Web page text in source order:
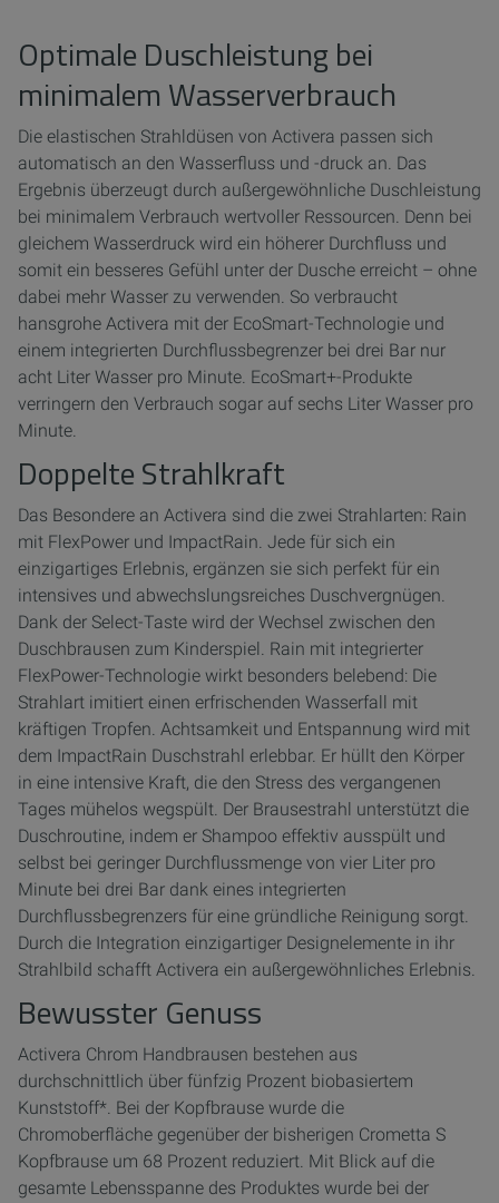
Optimale Duschleistung bei
minimalem Wasserverbrauch
Die elastischen Strahldüsen von Activera passen sich
automatisch an den Wasserfluss und -druck an. Das
Ergebnis überzeugt durch außergewöhnliche Duschleistung
bei minimalem Verbrauch wertvoller Ressourcen. Denn bei
gleichem Wasserdruck wird ein höherer Durchfluss und
somit ein besseres Gefühl unter der Dusche erreicht – ohne
dabei mehr Wasser zu verwenden. So verbraucht
hansgrohe Activera mit der EcoSmart-Technologie und
einem integrierten Durchflussbegrenzer bei drei Bar nur
acht Liter Wasser pro Minute. EcoSmart+-Produkte
verringern den Verbrauch sogar auf sechs Liter Wasser pro
Minute.
Doppelte Strahlkraft
Das Besondere an Activera sind die zwei Strahlarten: Rain
mit FlexPower und ImpactRain. Jede für sich ein
einzigartiges Erlebnis, ergänzen sie sich perfekt für ein
intensives und abwechslungsreiches Duschvergnügen.
Dank der Select-Taste wird der Wechsel zwischen den
Duschbrausen zum Kinderspiel. Rain mit integrierter
FlexPower-Technologie wirkt besonders belebend: Die
Strahlart imitiert einen erfrischenden Wasserfall mit
kräftigen Tropfen. Achtsamkeit und Entspannung wird mit
dem ImpactRain Duschstrahl erlebbar. Er hüllt den Körper
in eine intensive Kraft, die den Stress des vergangenen
Tages mühelos wegspült. Der Brausestrahl unterstützt die
Duschroutine, indem er Shampoo effektiv ausspült und
selbst bei geringer Durchflussmenge von vier Liter pro
Minute bei drei Bar dank eines integrierten
Durchflussbegrenzers für eine gründliche Reinigung sorgt.
Durch die Integration einzigartiger Designelemente in ihr
Strahlbild schafft Activera ein außergewöhnliches Erlebnis.
Bewusster Genuss
Activera Chrom Handbrausen bestehen aus
durchschnittlich über fünfzig Prozent biobasiertem
Kunststoff*. Bei der Kopfbrause wurde die
Chromoberfläche gegenüber der bisherigen Crometta S
Kopfbrause um 68 Prozent reduziert. Mit Blick auf die
gesamte Lebensspanne des Produktes wurde bei der